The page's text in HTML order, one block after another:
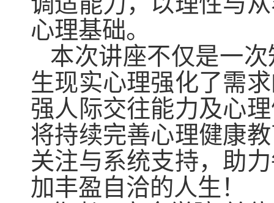
心理基础。
本次讲座不仅是一
生现实心理强化了需求
强人际交往能力及心
将持续完善心理健康
关注与系统支持， 助
加丰盈自洽的人生！